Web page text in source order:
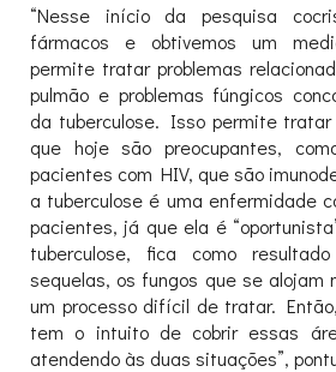
“Nesse início da pesquisa
fármacos e obtivemos um
permite tratar problemas
pulmão e problemas fúngicos
da tuberculose. Isso permite
que hoje são preocupantes,
pacientes com HIV, que são
a tuberculose é uma enfermidade
pacientes, já que ela é
tuberculose, fica como
sequelas, os fungos que se alojam
um processo difícil de tratar.
tem o intuito de cobrir essas
atendendo às duas situações”,